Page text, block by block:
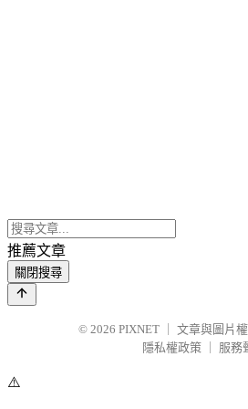
推薦文章
關閉搜尋
© 2026 PIXNET
文章與圖片
隱私權政策
服務
⚠️